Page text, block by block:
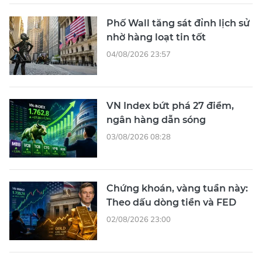
Phố Wall tăng sát đỉnh lịch sử
nhờ hàng loạt tin tốt
04/08/2026 23:57
VN Index bứt phá 27 điểm,
ngân hàng dẫn sóng
03/08/2026 08:28
Chứng khoán, vàng tuần này:
Theo dấu dòng tiền và FED
02/08/2026 23:00